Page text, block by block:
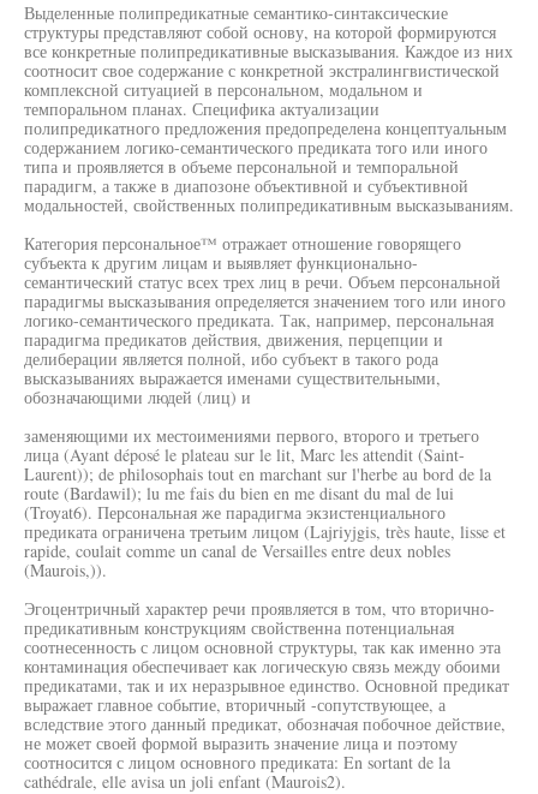
Выделенные полипредикатные семантико-синтаксические
структуры представляют собой основу, на которой формируются
все конкретные полипредикативные высказывания. Каждое из них
соотносит свое содержание с конкретной экстралингвистической
комплексной ситуацией в персональном, модальном и
темпоральном планах. Специфика актуализации
полипредикатного предложения предопределена концептуальным
содержанием логико-семантического предиката того или иного
типа и проявляется в объеме персональной и темпоральной
парадигм, а также в диапозоне объективной и субъективной
модальностей, свойственных полипредикативным высказываниям.
Категория персональное™ отражает отношение говорящего
субъекта к другим лицам и выявляет функционально-
семантический статус всех трех лиц в речи. Объем персональной
парадигмы высказывания определяется значением того или иного
логико-семантического предиката. Так, например, персональная
парадигма предикатов действия, движения, перцепции и
делиберации является полной, ибо субъект в такого рода
высказываниях выражается именами существительными,
обозначающими людей (лиц) и
заменяющими их местоимениями первого, второго и третьего
лица (Ayant déposé le plateau sur le lit, Marc les attendit (Saint-
Laurent)); de philosophais tout en marchant sur l'herbe au bord de la
route (Bardawil); lu me fais du bien en me disant du mal de lui
(Troyat6). Персональная же парадигма экзистенциального
предиката ограничена третьим лицом (Lajriyjgis, très haute, lisse et
rapide, coulait comme un canal de Versailles entre deux nobles
(Maurois,)).
Эгоцентричный характер речи проявляется в том, что вторично-
предикативным конструкциям свойственна потенциальная
соотнесенность с лицом основной структуры, так как именно эта
контаминация обеспечивает как логическую связь между обоими
предикатами, так и их неразрывное единство. Основной предикат
выражает главное событие, вторичный -сопутствующее, а
вследствие этого данный предикат, обозначая побочное действие,
не может своей формой выразить значение лица и поэтому
соотносится с лицом основного предиката: En sortant de la
cathédrale, elle avisa un joli enfant (Maurois2).